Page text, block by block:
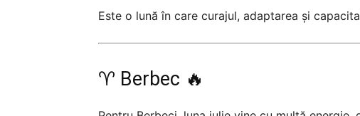
Este o lună în care curajul, adaptarea și
♈ Berbec 🔥